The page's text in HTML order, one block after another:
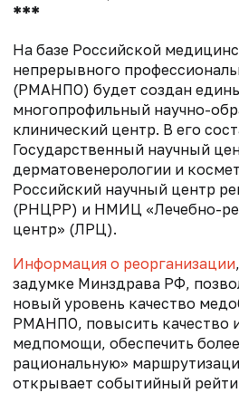
***
На базе Российской
непрерывного
(РМАНПО) будет создан
многопрофильный научно-
клинический центр. В его
Государственный научный
дерматовенерологии и
Российский научный центр
(РНЦРР) и НМИЦ «Лечебно-
центр» (ЛРЦ).
Информация о реорганизации
задумке Минздрава РФ,
новый уровень качество
РМАНПО, повысить качество
медпомощи, обеспечить
рациональную»
открывает событийный